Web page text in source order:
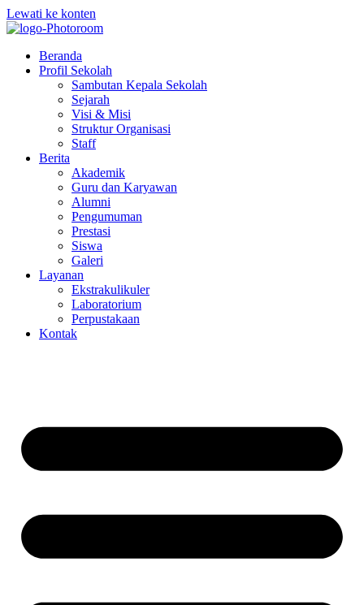
Lewati ke konten
Beranda
Profil Sekolah
Sambutan Kepala Sekolah
Sejarah
Visi & Misi
Struktur Organisasi
Staff
Berita
Akademik
Guru dan Karyawan
Alumni
Pengumuman
Prestasi
Siswa
Galeri
Layanan
Ekstrakulikuler
Laboratorium
Perpustakaan
Kontak